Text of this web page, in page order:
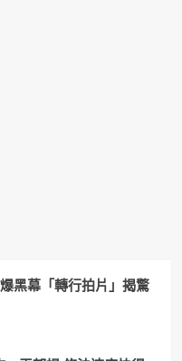
黑幕「轉行拍片」揭驚